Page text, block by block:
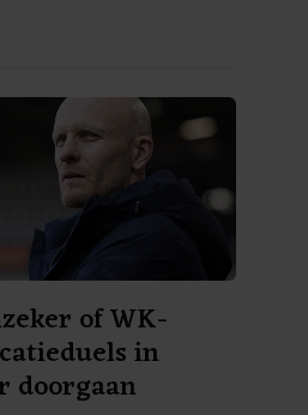
of WK-
in
doorgaan